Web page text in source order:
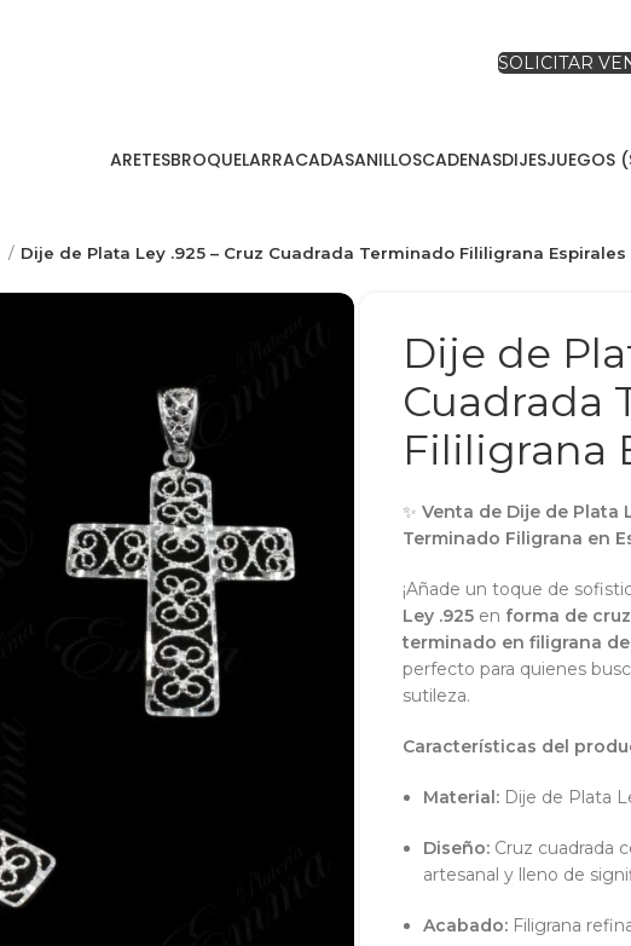
SOLICITAR
ARETESBROQUELARRACADASANILLOSCADENASDIJESJUEGOS
Dije de Plata Ley .925 – Cruz Cuadrada Terminado Fililigrana Espirales
Dije de
Cuadrada
Fililigrana
✨ Venta de Dije de Plata
Terminado Filigrana en
¡Añade un toque de
Ley .925 en forma de
terminado en filigrana
perfecto para quienes
sutileza.
Características del
Material: Dije de Plata
Diseño: Cruz cuadrada
artesanal y lleno de
Acabado: Filigrana